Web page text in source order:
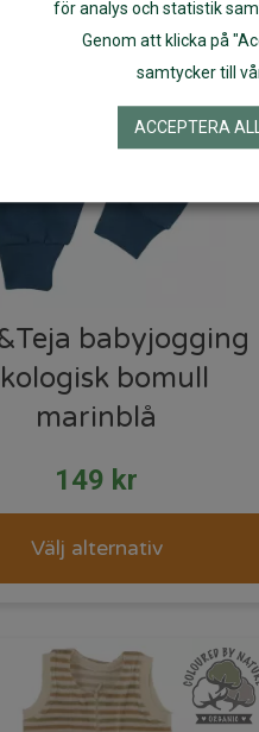
babyjogging
bomull
marinblå
149 kr
Välj alternativ
för analys och statistik
Genom att klicka på
samtycker till
ACCEPTERA